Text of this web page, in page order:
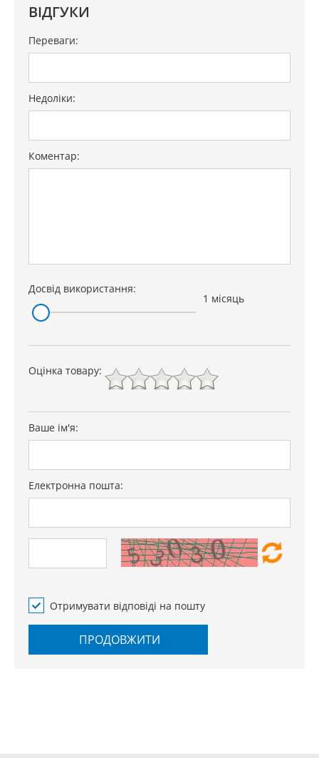
ВІДГУКИ
Переваги:
Недоліки:
Коментар:
Досвід використання:
1 місяць
Оцінка товару:
Ваше ім'я:
Електронна пошта:
Отримувати відповіді на пошту
ПРОДОВЖИТИ